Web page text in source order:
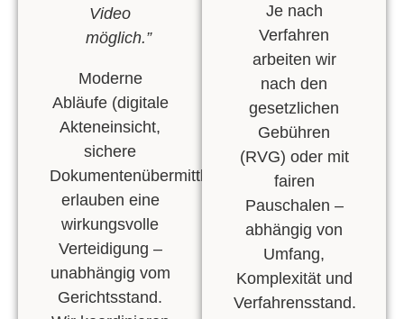
Video
möglich.”
Moderne
Abläufe (digitale
Akteneinsicht,
sichere
Dokumentenübermittlung
erlauben eine
wirkungsvolle
Verteidigung –
unabhängig vom
Gerichtsstand.
Je nach
Verfahren
arbeiten wir
nach den
gesetzlichen
Gebühren
(RVG) oder mit
fairen
Pauschalen –
abhängig von
Umfang,
Komplexitätund
Verfahrensstand.